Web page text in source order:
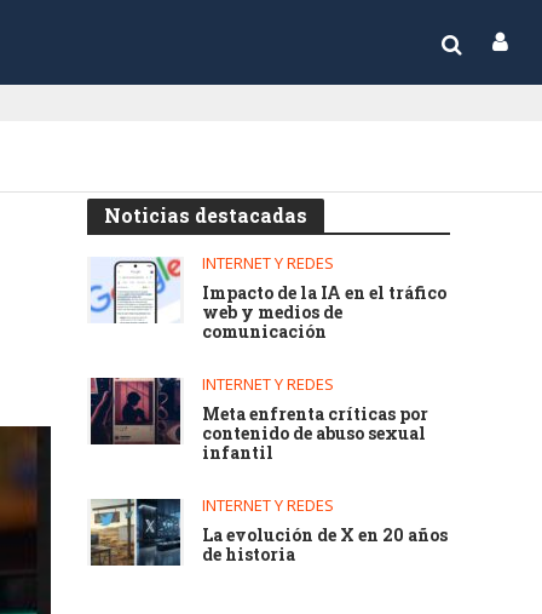
Noticias destacadas
INTERNET Y REDES
Impacto de la IA en el tráfico
web y medios de
comunicación
INTERNET Y REDES
Meta enfrenta críticas por
contenido de abuso sexual
infantil
INTERNET Y REDES
La evolución de X en 20 años
de historia